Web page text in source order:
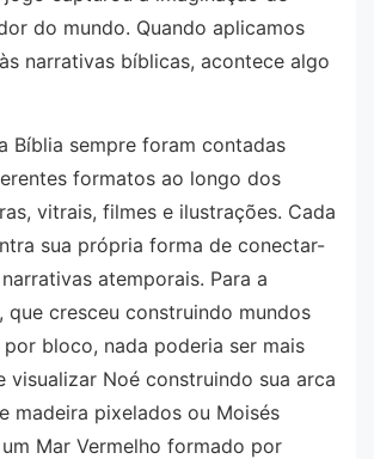
do mundo. Quando aplicamos
narrativas bíblicas, acontece algo
Bíblia sempre foram contadas
formatos ao longo dos
vitrais, filmes e ilustrações. Cada
sua própria forma de conectar-
atemporais. Para a
que cresceu construindo mundos
bloco, nada poderia ser mais
visualizar Noé construindo sua arca
madeira pixelados ou Moisés
Mar Vermelho formado por